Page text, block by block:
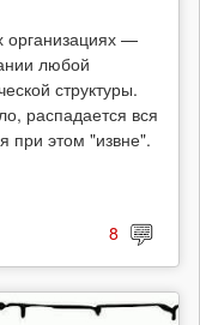
организациях —
любой
структуры.
распадается вся
при этом "извне".
8